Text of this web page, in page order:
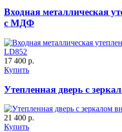
ДУБ БЕЛЁНЫЙ
Входная металлическая
с МДФ
LD852
17 400 р.
Купить
Утепленная дверь с
21 400 р.
Купить